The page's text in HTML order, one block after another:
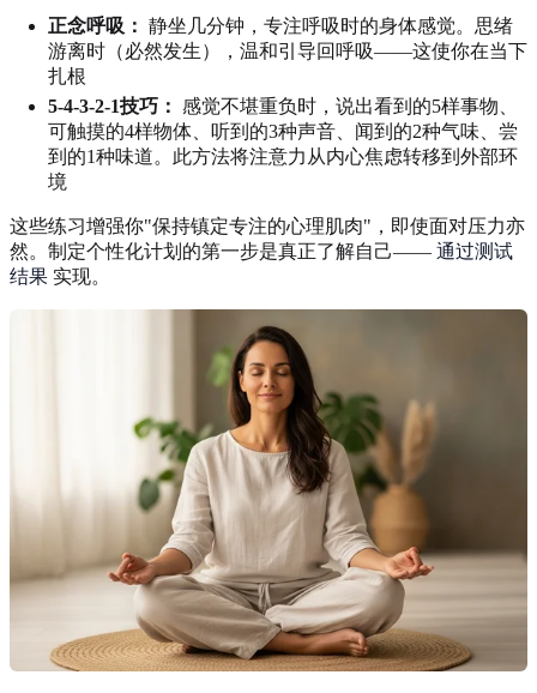
正念呼吸： 静坐几分钟，专注呼吸时的身体感觉。思绪
游离时（必然发生），温和引导回呼吸——这使你在当下
扎根
5-4-3-2-1技巧： 感觉不堪重负时，说出看到的5样事物、
可触摸的4样物体、听到的3种声音、闻到的2种气味、尝
到的1种味道。此方法将注意力从内心焦虑转移到外部环
境
这些练习增强你"保持镇定专注的心理肌肉"，即使面对压力亦
然。制定个性化计划的第一步是真正了解自己—— 通过测试
结果 实现。